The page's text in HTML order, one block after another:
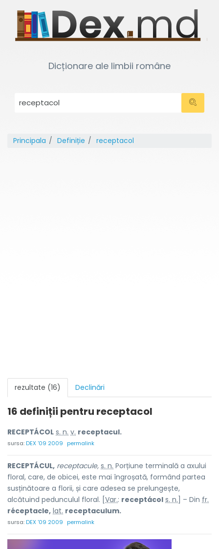
Dicționare ale limbii române
Principala Definiție receptacol
rezultate (16) Declinări
16 definiții pentru receptacol
RECEPTÁCOL s. n. v. receptacul.
sursa:DEX '09 2009 permalink
RECEPTÁCUL, receptacule, s. n. Porțiune terminală a axului
floral, care, de obicei, este mai îngroșată, formând partea
susținătoare a florii, și care adesea se prelungește,
alcătuind pedunculul floral. [ Var.: receptácol s. n. ] – Din fr.
réceptacle, lat. receptaculum.
sursa:DEX '09 2009 permalink